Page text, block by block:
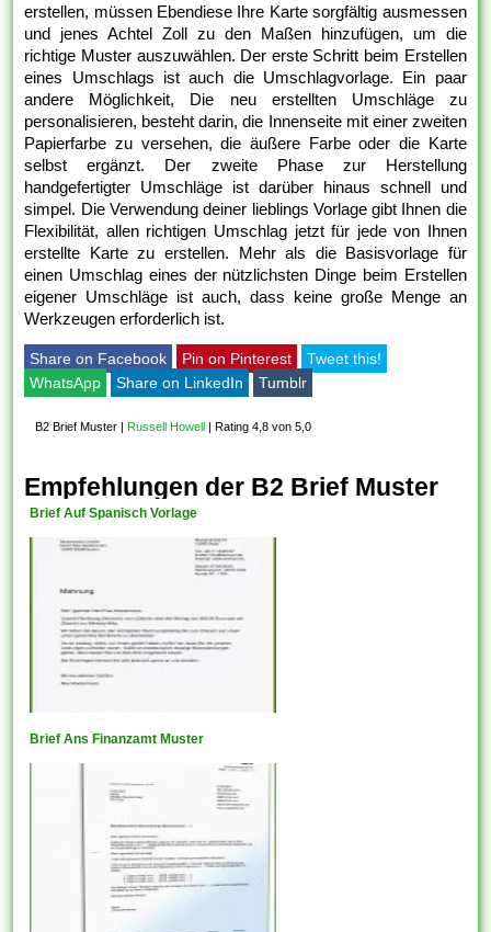
erstellen, müssen Ebendiese Ihre Karte sorgfältig ausmessen
und jenes Achtel Zoll zu den Maßen hinzufügen, um die
richtige Muster auszuwählen. Der erste Schritt beim Erstellen
eines Umschlags ist auch die Umschlagvorlage. Ein paar
andere Möglichkeit, Die neu erstellten Umschläge zu
personalisieren, besteht darin, die Innenseite mit einer zweiten
Papierfarbe zu versehen, die äußere Farbe oder die Karte
selbst ergänzt. Der zweite Phase zur Herstellung
handgefertigter Umschläge ist darüber hinaus schnell und
simpel. Die Verwendung deiner lieblings Vorlage gibt Ihnen die
Flexibilität, allen richtigen Umschlag jetzt für jede von Ihnen
erstellte Karte zu erstellen. Mehr als die Basisvorlage für
einen Umschlag eines der nützlichsten Dinge beim Erstellen
eigener Umschläge ist auch, dass keine große Menge an
Werkzeugen erforderlich ist.
Share on Facebook Pin on Pinterest
Tweet this!
WhatsApp
Share on LinkedIn Tumblr
B2 Brief Muster | Russell Howell |Rating 4,8 von 5,0
Empfehlungen der B2 Brief Muster
Brief Auf Spanisch Vorlage
Brief Ans Finanzamt Muster